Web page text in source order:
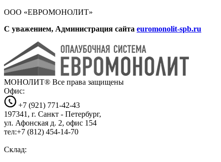
ООО «ЕВРОМОНОЛИТ»
С уважением, Администрация сайта euromonolit-spb.ru
МОНОЛИТ® Все права защищены
Офис:
+7 (921) 771-42-43
197341, г. Санкт - Петербург,
ул. Афонская д. 2, офис 154
тел:+7 (812) 454-14-70
Склад: